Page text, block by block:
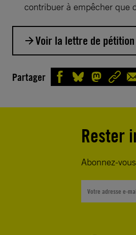
contribuer à empêcher que
Voir la lettre de pétition
À l’attention de Madame
civils avaient perdu la vie à
américaines, britanniques
États-Unis contre le groupe
Partager
Rester
Abonnez-